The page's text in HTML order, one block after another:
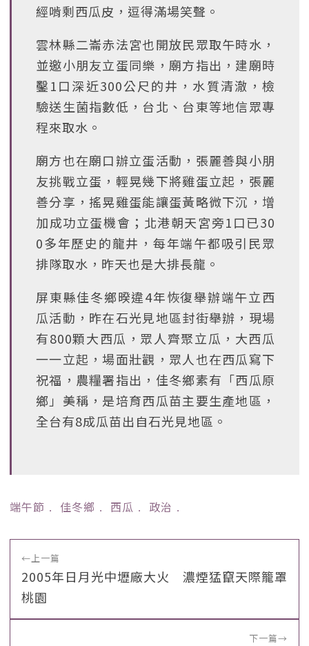
經啃剩西瓜皮，逗得滿場笑聲。
雲林縣二崙赤法宮也開放民眾取午時水，
並邀小朋友立蛋同樂，廟方指出，建廟時
鑿1口深近300公尺的井，水質清澈，檢
驗送生菌指數低，台北、台東等地信眾專
程來取水。
廟方也在廟口辦立蛋活動，張麗善與小朋
友挑戰立蛋，輕晃幾下將雞蛋立起，張麗
善分享，搖晃雞蛋能讓蛋黃略微下沉，增
加成功立蛋機會；北港朝天宮旁1口已30
0多年歷史的龍井，每年端午都吸引民眾
排隊取水，昨天也是大排長龍。
屏東縣佳冬鄉暌違4年恢復舉辦端午立西
瓜活動，昨在石光見地區封街舉辦，現場
有800顆大西瓜，眾人齊聚立瓜，大西瓜
一一立起，場面壯觀，眾人也在西瓜寫下
祝福，農糧署指出，佳冬鄉素有「西瓜原
鄉」美稱，是培育西瓜苗主要生產地區，
全台有8成瓜苗出自石光見地區。
端午節 ﹒ 佳冬鄉 ﹒ 西瓜 ﹒ 政治 ﹒
← 上一篇
2005年日月光中壢廠大火 濃煙猛竄天際籠罩
桃園
下一篇→